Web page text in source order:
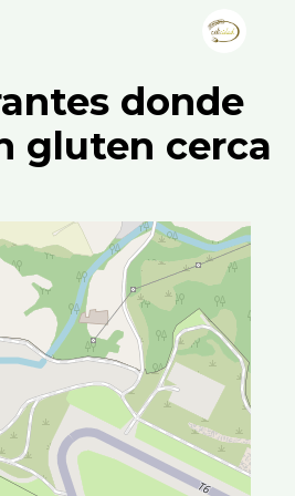
donde
gluten cerca